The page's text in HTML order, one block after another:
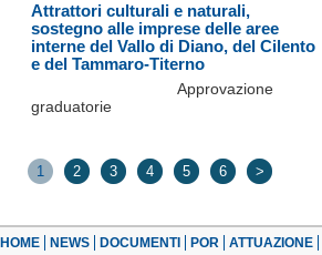
Attrattori culturali e naturali,
sostegno alle imprese delle aree
interne del Vallo di Diano, del Cilento
e del Tammaro-Titerno
Approvazione
graduatorie
1 2 3 4 5 6 >
HOME NEWS DOCUMENTI POR ATTUAZIONE